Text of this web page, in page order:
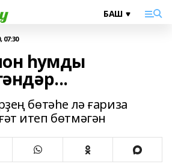
07:30
һумды
бөтәһе лә ғариза
итеп бөтмәгән